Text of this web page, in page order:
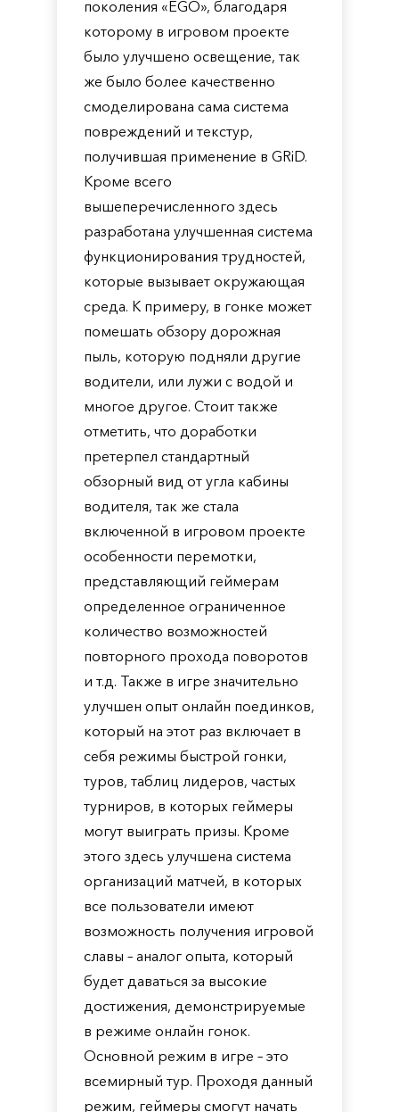
поколения «EGO», благодаря
которому в игровом проекте
было улучшено освещение, так
же было более качественно
смоделирована сама система
повреждений и текстур,
получившая применение в GRiD.
Кроме всего
вышеперечисленного здесь
разработана улучшенная система
функционирования трудностей,
которые вызывает окружающая
среда. К примеру, в гонке может
помешать обзору дорожная
пыль, которую подняли другие
водители, или лужи с водой и
многое другое. Стоит также
отметить, что доработки
претерпел стандартный
обзорный вид от угла кабины
водителя, так же стала
включенной в игровом проекте
особенности перемотки,
представляющий геймерам
определенное ограниченное
количество возможностей
повторного прохода поворотов
и т.д. Также в игре значительно
улучшен опыт онлайн поединков,
который на этот раз включает в
себя режимы быстрой гонки,
туров, таблиц лидеров, частых
турниров, в которых геймеры
могут выиграть призы. Кроме
этого здесь улучшена система
организаций матчей, в которых
все пользователи имеют
возможность получения игровой
славы – аналог опыта, который
будет даваться за высокие
достижения, демонстрируемые
в режиме онлайн гонок.
Основной режим в игре – это
всемирный тур. Проходя данный
режим, геймеры смогут начать